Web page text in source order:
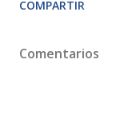
COMPARTIR
Comentarios